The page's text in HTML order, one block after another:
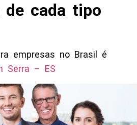
cada tipo
empresas no Brasil é
Serra – ES